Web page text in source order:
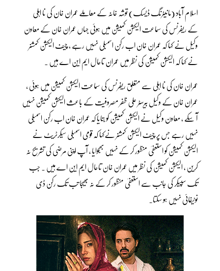
اسلام آباد (مانیٹرنگ ڈیسک) توشہ خانہ کے معاملے عمران خان کی نا اہلی
کے ریفرنس کی سماعت الیکشن کمیشن میں ہوئی جہاں عمران خان کے معاون
وکیل نے کہا کہ عمران خان اب رکن اسمبلی نہیں رہے ، چیف الیکشن کمشنر
نے کہا کہ الیکشن کمیشن کی نظر میں عمران تاحال ایم این اے ہیں ۔
عمران خان کی نا اہلی سے متعلق ریفرنس کی سماعت الیکشن کمیشن میں ہوئی ،
عمران خان کے وکیل بیرسٹر علی ظفر مصروفیت کے باعث الیکشن کمیشن نہیں
آ سکے ، معاون وکیل نے الیکشن کمیشن کو بتایا کہ عمران خان اب رکن اسمبلی
نہیں رہے جس پر چیف الیکشن کمشنر نےکہا کہ قومی اسمبلی سیکرٹریٹ نے
الیکشن کمیشن کو استعفیٰ منظور کر کے نہیں بھجوایا ، آپ اپنی مرضی کی تشریح نہ
کرین ، الیکشن کمیشن کی نظر میں عمران خان تاحال ایم این اے ہیں ۔ جب
تک سپیکر کی جانب سے استعفیٰ منظور کر کے نہ بھیجا تب تک رکن ڈی
نوٹیفائی نہیں ہو سکتا۔